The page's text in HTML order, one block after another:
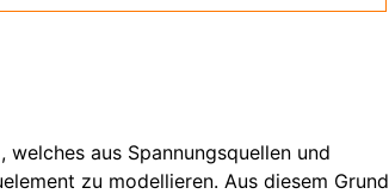
aus Spannungsquellen und
zu modellieren. Aus diesem Grund